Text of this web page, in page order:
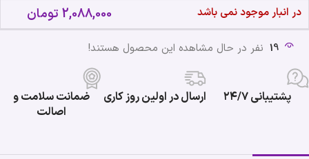
در انبار موجود نمی باشد
2,088,000 تومان
19 نفر در حال مشاهده این محصول هستند!
پشتیبانی ۲۴/۷ ارسال در اولین روز کاری
ضمانت سلامت و
اصالت